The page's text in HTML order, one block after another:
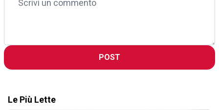
POST
Le Più Lette